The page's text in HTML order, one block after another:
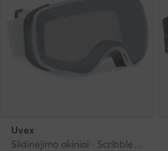
Uvex
Slidinėjimo akiniai · Scribble FM 5505821130 · Balta